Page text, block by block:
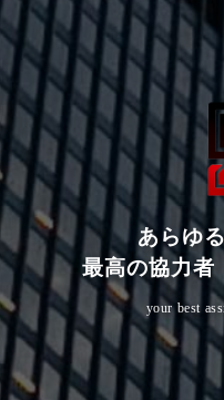
あらゆ
最高の協力者
your best